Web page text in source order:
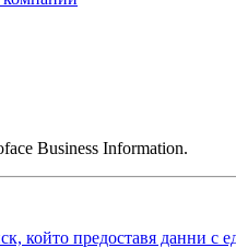
Business Information.
който предоставя данни с